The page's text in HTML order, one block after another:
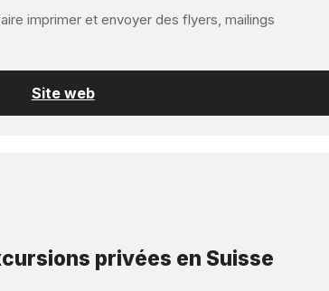
imprimer et envoyer des flyers, mailings
Site web
privées en Suisse